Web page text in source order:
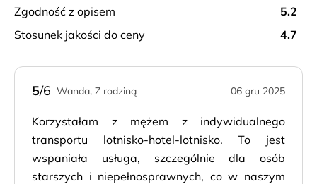
zgodność z opisem
5.2
stosunek jakości do ceny
4.7
5/6 Wanda, Z rodziną 06 gru 2025
Korzystałam z mężem z indywidualnego
transportu lotnisko-hotel-lotnisko. To jest
wspaniała usługa, szczególnie dla osób
starszych i niepełnosprawnych, co w naszym